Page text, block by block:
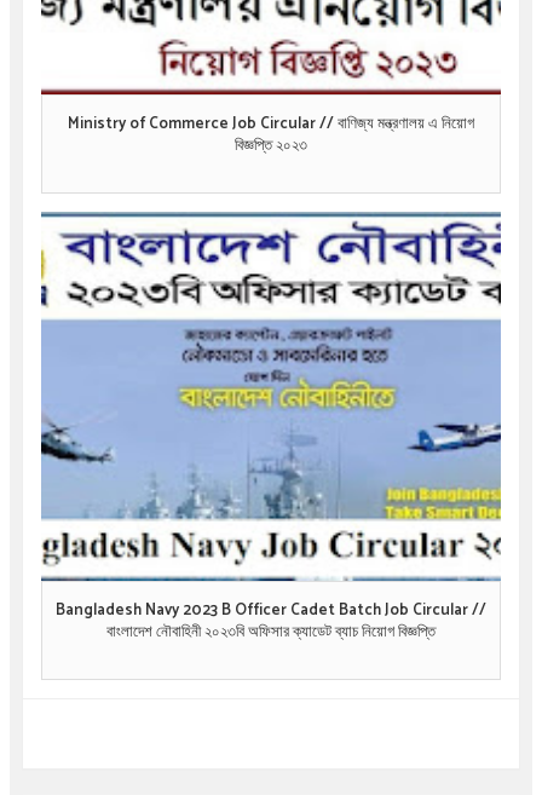
Ministry of Commerce Job Circular // বাণিজ্য মন্ত্রণালয় এ নিয়োগ
বিজ্ঞপ্তি ২০২৩
Bangladesh Navy 2023 B Officer Cadet Batch Job Circular //
বাংলাদেশ নৌবাহিনী ২০২৩বি অফিসার ক্যাডেট ব্যাচ নিয়োগ বিজ্ঞপ্তি